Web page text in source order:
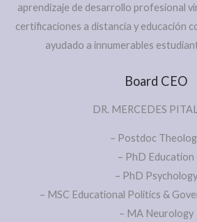
aprendizaje de desarrollo profesional
certificaciones a distancia y educación
ayudado a innumerables
Board CEO
DR. MERCEDES
– Postdoc
– PhD Education
– PhD Psychology
– MSC Educational Politics &
– MA Neurology